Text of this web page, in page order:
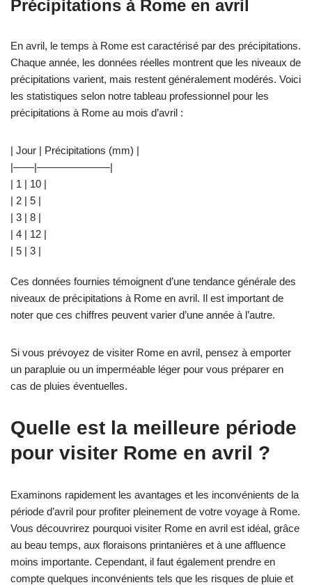
Précipitations à Rome en avril
En avril, le temps à Rome est caractérisé par des précipitations.
Chaque année, les données réelles montrent que les niveaux de
précipitations varient, mais restent généralement modérés. Voici
les statistiques selon notre tableau professionnel pour les
précipitations à Rome au mois d’avril :
| Jour | Précipitations (mm) |
|——|———————|
| 1 | 10 |
| 2 | 5 |
| 3 | 8 |
| 4 | 12 |
| 5 | 3 |
Ces données fournies témoignent d’une tendance générale des
niveaux de précipitations à Rome en avril. Il est important de
noter que ces chiffres peuvent varier d’une année à l’autre.
Si vous prévoyez de visiter Rome en avril, pensez à emporter
un parapluie ou un imperméable léger pour vous préparer en
cas de pluies éventuelles.
Quelle est la meilleure période
pour visiter Rome en avril ?
Examinons rapidement les avantages et les inconvénients de la
période d’avril pour profiter pleinement de votre voyage à Rome.
Vous découvrirez pourquoi visiter Rome en avril est idéal, grâce
au beau temps, aux floraisons printanières et à une affluence
moins importante. Cependant, il faut également prendre en
compte quelques inconvénients tels que les risques de pluie et